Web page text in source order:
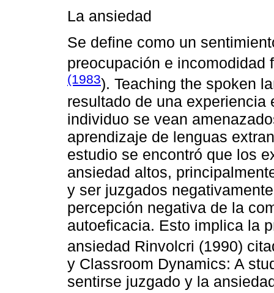
La ansiedad
Se define como un
preocupación e
(1983). Teaching the spoken
resultado de una
individuo se vean
aprendizaje de lenguas
estudio se encontró que los
ansiedad altos,
y ser juzgados
percepción negativa de la
autoeficacia. Esto implica la
ansiedad Rinvolcri (1990)
y Classroom Dynamics: A
sentirse juzgado y la